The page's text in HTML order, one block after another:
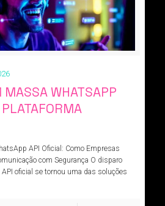
MASSA WHATSAPP
API Oficial: Como Empresas
com Segurança O disparo
oficial se tornou uma das soluções